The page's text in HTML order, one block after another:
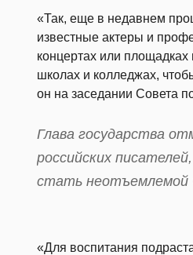
«Так, еще в недавнем
известные актеры и
концертах или площадках
школах и колледжах,
он на заседании Совета
Глава государства
российских
стать неотъемлемой
«Для воспитания